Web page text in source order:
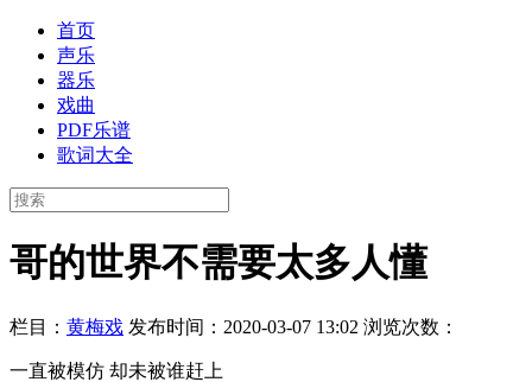
首页
声乐
器乐
戏曲
PDF乐谱
歌词大全
哥的世界不需要太多人懂
栏目： 黄梅戏 发布时间：2020-03-07 13:02 浏览次数：
一直被模仿 却未被谁赶上